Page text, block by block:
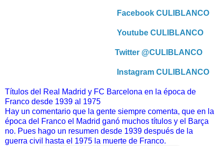
Facebook CULIBLANCO
Youtube CULIBLANCO
Twitter @CULIBLANCO
Instagram CULIBLANCO
Títulos del Real Madrid y FC Barcelona en la época de
Franco desde 1939 al 1975
Hay un comentario que la gente siempre comenta, que en la
época del Franco el Madrid ganó muchos títulos y el Barça
no. Pues hago un resumen desde 1939 después de la
guerra civil hasta el 1975 la muerte de Franco.